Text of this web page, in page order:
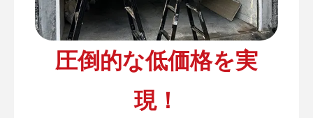
圧倒的な低価格を実
現！